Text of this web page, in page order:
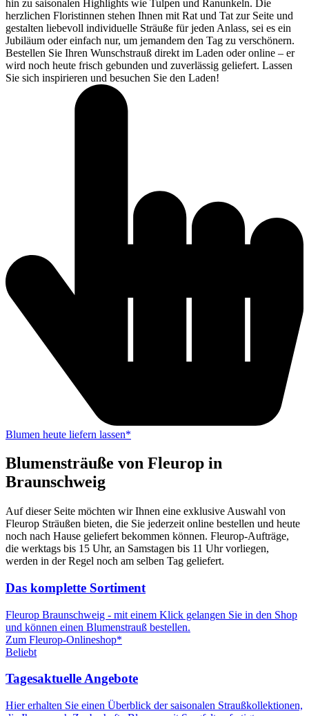
hin zu saisonalen Highlights wie Tulpen und Ranunkeln. Die
herzlichen Floristinnen stehen Ihnen mit Rat und Tat zur Seite und
gestalten liebevoll individuelle Sträuße für jeden Anlass, sei es ein
Jubiläum oder einfach nur, um jemandem den Tag zu verschönern.
Bestellen Sie Ihren Wunschstrauß direkt im Laden oder online – er
wird noch heute frisch gebunden und zuverlässig geliefert. Lassen
Sie sich inspirieren und besuchen Sie den Laden!
Blumen heute liefern lassen*
Blumensträuße von Fleurop in
Braunschweig
Auf dieser Seite möchten wir Ihnen eine exklusive Auswahl von
Fleurop Sträußen bieten, die Sie jederzeit online bestellen und heute
noch nach Hause geliefert bekommen können. Fleurop-Aufträge,
die werktags bis 15 Uhr, an Samstagen bis 11 Uhr vorliegen,
werden in der Regel noch am selben Tag geliefert.
Das komplette Sortiment
Fleurop Braunschweig - mit einem Klick gelangen Sie in den Shop
und können einen Blumenstrauß bestellen.
Zum Fleurop-Onlineshop*
Beliebt
Tagesaktuelle Angebote
Hier erhalten Sie einen Überblick der saisonalen Straußkollektionen,